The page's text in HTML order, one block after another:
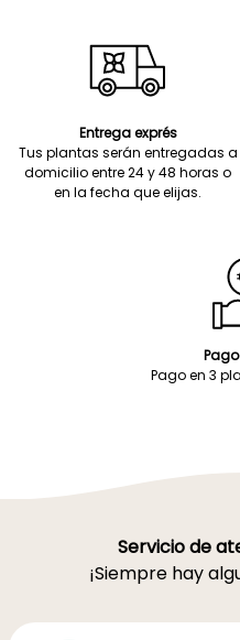
Entrega exprés
Tus plantas serán entregadas a
domicilio entre 24 y 48 horas o
en la fecha que elijas.
Pago en 3
Servicio de
¡Siempre hay